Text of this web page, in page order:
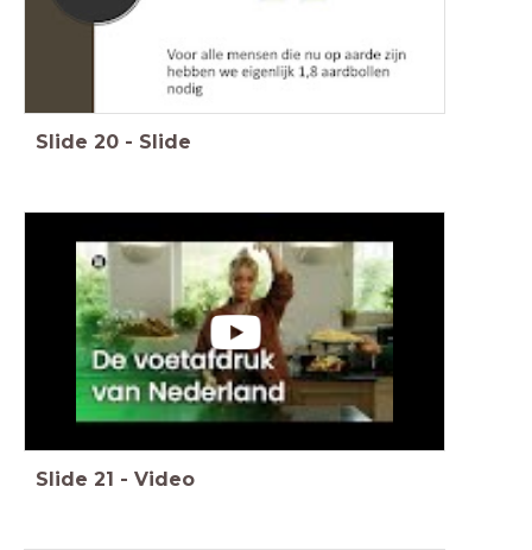
Slide 20 - Slide
Slide 21 - Video